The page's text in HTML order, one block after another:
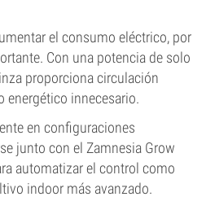
el consumo eléctrico, por
Con una potencia de solo
proporciona circulación
innecesario.
en configuraciones
junto con el Zamnesia Grow
automatizar el control como
indoor más avanzado.